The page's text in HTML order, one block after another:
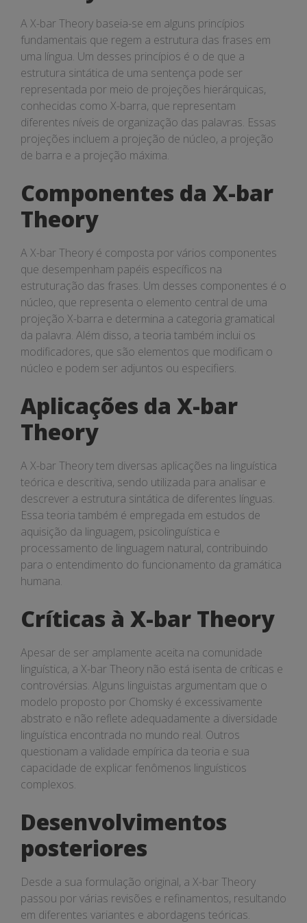
A X-bar Theory baseia-se em alguns princípios
fundamentais que regem a estrutura das frases em
uma língua. Um desses princípios é o de que a
estrutura sintática de uma sentença pode ser
representada por meio de projeções hierárquicas,
conhecidas como X-barra, que representam
diferentes níveis de organização das palavras. Essas
projeções incluem a projeção de núcleo, a projeção
de barra e a projeção máxima.
Componentes da X-bar
Theory
A X-bar Theory é composta por vários componentes
que desempenham papéis específicos na
estruturação das frases. Um desses componentes é o
núcleo, que representa o elemento central de uma
projeção X-barra e determina a categoria gramatical
da palavra. Além disso, a teoria também inclui os
modificadores, que são elementos que modificam o
núcleo e podem ser adjuntos ou especifiers.
Aplicações da X-bar
Theory
A X-bar Theory tem diversas aplicações na linguística
teórica e descritiva, sendo utilizada para analisar e
descrever a estrutura sintática de diferentes línguas.
Essa teoria também é empregada em estudos de
aquisição da linguagem, psicolinguística e
processamento de linguagem natural, contribuindo
para o entendimento do funcionamento da gramática
humana.
Críticas à X-bar Theory
Apesar de ser amplamente aceita na comunidade
linguística, a X-bar Theory não está isenta de críticas e
controvérsias. Alguns linguistas argumentam que o
modelo proposto por Chomsky é excessivamente
abstrato e não reflete adequadamente a diversidade
linguística encontrada no mundo real. Outros
questionam a validade empírica da teoria e sua
capacidade de explicar fenômenos linguísticos
complexos.
Desenvolvimentos
posteriores
Desde a sua formulação original, a X-bar Theory
passou por várias revisões e refinamentos, resultando
em diferentes variantes e abordagens teóricas.